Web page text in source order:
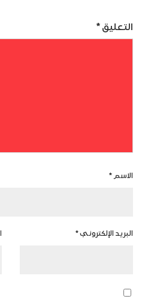
التعليق *
الاسم *
البريد الإلكتروني*